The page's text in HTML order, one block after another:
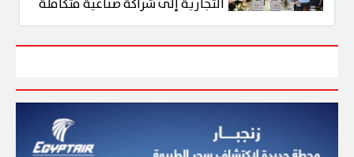
التجارية إلى شراكة صناعية متكاملة